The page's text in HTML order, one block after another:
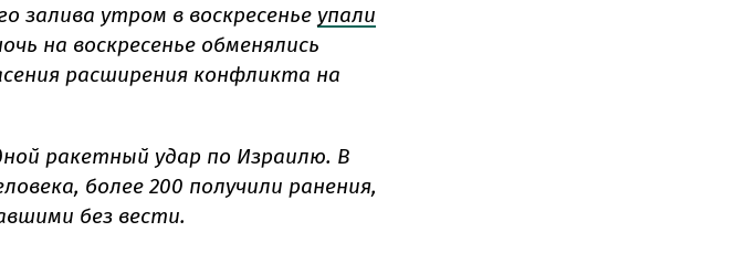
залива утром в воскресенье упали
на воскресенье обменялись
расширения конфликта на
ракетный удар по Израилю. В
более 200 получили ранения,
без вести.